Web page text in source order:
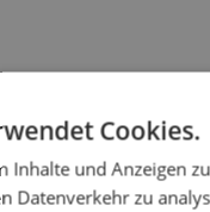
Cookies.
Inhalte und Anzeigen zu
Datenverkehr zu